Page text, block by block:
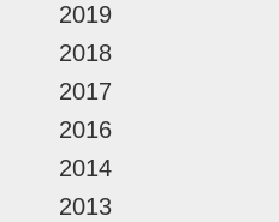
2019
2018
2017
2016
2014
2013